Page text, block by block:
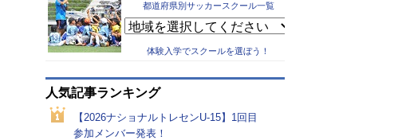
都道府県別サッカースクール一覧
体験入学でスクールを選ぼう！
人気記事ランキング
【2026ナショナルトレセンU-15】1回目
参加メンバー発表！